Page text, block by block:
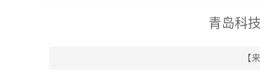
青岛科
【